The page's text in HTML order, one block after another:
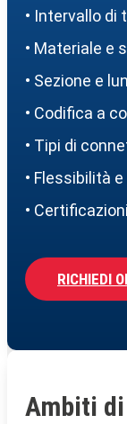
• Intervallo di
• Materiale e
• Sezione e
• Codifica a
• Tipi di
• Flessibilità
•
RICHIEDI
Ambiti